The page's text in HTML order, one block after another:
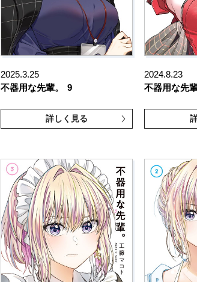
2025.3.25
不器用な先輩。
9
詳しく見る
2024.8.23
不器用な先輩